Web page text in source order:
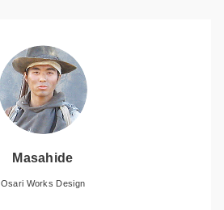
Masahide
Osari Works Design